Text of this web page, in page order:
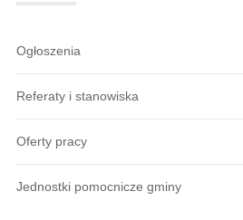
Ogłoszenia
Referaty i stanowiska
Oferty pracy
Jednostki pomocnicze gminy